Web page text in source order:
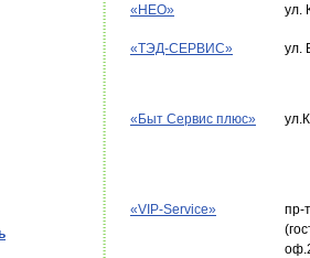
«НЕО»
ул.
«ТЭД-СЕРВИС» ул.
«Быт Сервис плюс»
«VIP-Service»
пр-